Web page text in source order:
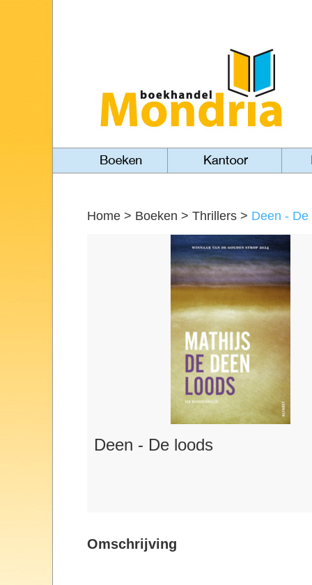
Home > Boeken > Thrillers > Deen - De
Deen - De loods
Omschrijving